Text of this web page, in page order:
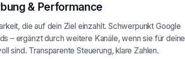
& Performance
die auf dein Ziel einzahlt. Schwerpunkt Google
– ergänzt durch weitere Kanäle, wenn sie für deine
sind. Transparente Steuerung, klare Zahlen.